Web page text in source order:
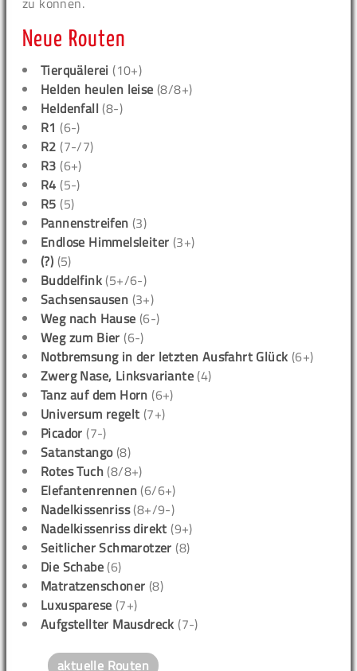
Neue Routen
Tierquälerei (10+)
Helden heulen leise (8/8+)
Heldenfall (8-)
R1 (6-)
R2 (7-/7)
R3 (6+)
R4 (5-)
R5 (5)
Pannenstreifen (3)
Endlose Himmelsleiter (3+)
(?) (5)
Buddelfink (5+/6-)
Sachsensausen (3+)
Weg nach Hause (6-)
Weg zum Bier (6-)
Notbremsung in der letzten Ausfahrt Glück (6+)
Zwerg Nase, Linksvariante (4)
Tanz auf dem Horn (6+)
Universum regelt (7+)
Picador (7-)
Satanstango(8)
Rotes Tuch (8/8+)
Elefantenrennen (6/6+)
Nadelkissenriss(8+/9-)
Nadelkissenriss direkt (9+)
Seitlicher Schmarotzer (8)
Die Schabe (6)
Matratzenschoner (8)
Luxusparese (7+)
Aufgstellter Mausdreck (7-)
aktuelle Routen